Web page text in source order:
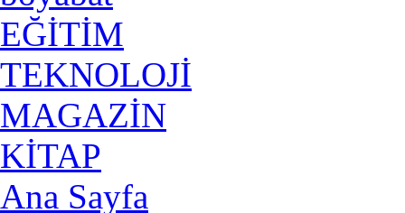
EĞİTİM
TEKNOLOJİ
MAGAZİN
KİTAP
Ana Sayfa